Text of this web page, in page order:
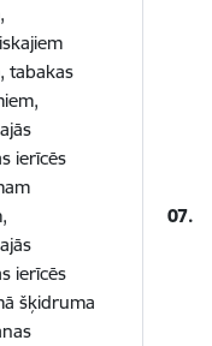
tabakas
ierīcēs
ierīcēs
šķidruma